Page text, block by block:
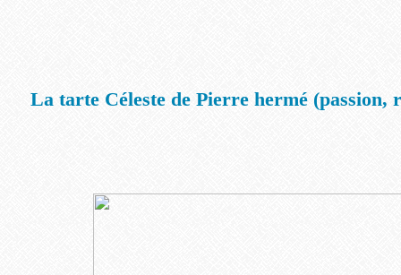
La tarte Céleste de Pierre hermé (passion,